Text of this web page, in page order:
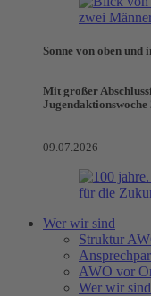
Sonne von oben und
Mit großer
09.07.2026
Wer wir sind
Struktur
AWO vor
Wer wir sind